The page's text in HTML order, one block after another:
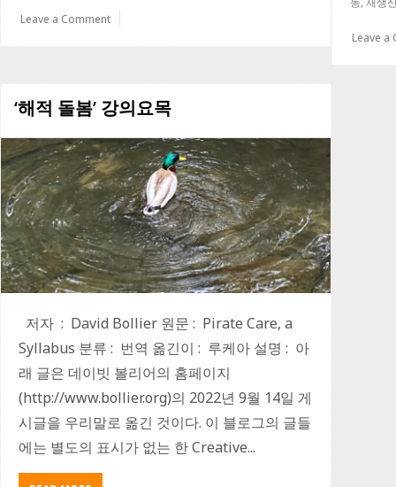
이
의
과
Leave a Comment
Leave a
‘해적 돌봄’ 강의요목
저자 : David Bollier 원문 : Pirate Care, a
Syllabus 분류 : 번역 옮긴이 : 루케아 설명 : 아
래 글은 데이빗 볼리어의 홈페이지
(http://www.bollier.org)의 2022년 9월 14일 게
시글을 우리말로 옮긴 것이다. 이 블로그의 글들
에는 별도의 표시가 없는 한 Creative...